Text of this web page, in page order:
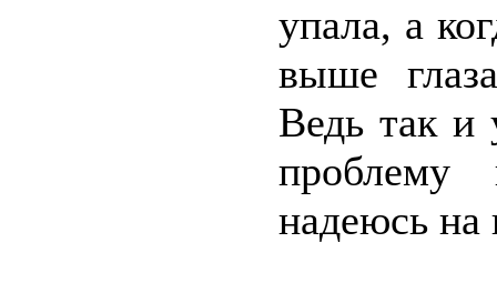
упала, а
выше
Ведь так и
проблему
надеюсь на